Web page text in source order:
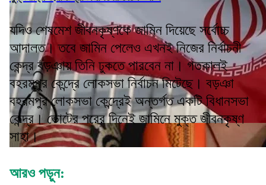
যদিও শেষমেশ জীবনকৃষ্ণকে জামিন দিয়েছে সর্বোচ্চ
আদালত। তবে জামিন পেলেও এখনই নিজের নির্বাচনী
কেন্দ্র বড়ঞায় তিনি ঢুকতে পারবেন না। গতকালই
বহরমপুর কেন্দ্রে লোকসভা নির্বাচন মিটেছে। বড়ঞা
বহরমপুর লোকসভা কেন্দ্রেই অন্তর্গত একটি বিধানসভা
কেন্দ্র। ভোটের পরের দিনেই জামিনে মুক্ত জীবনকৃষ্ণ
সাহা।
আরও পড়ুন: